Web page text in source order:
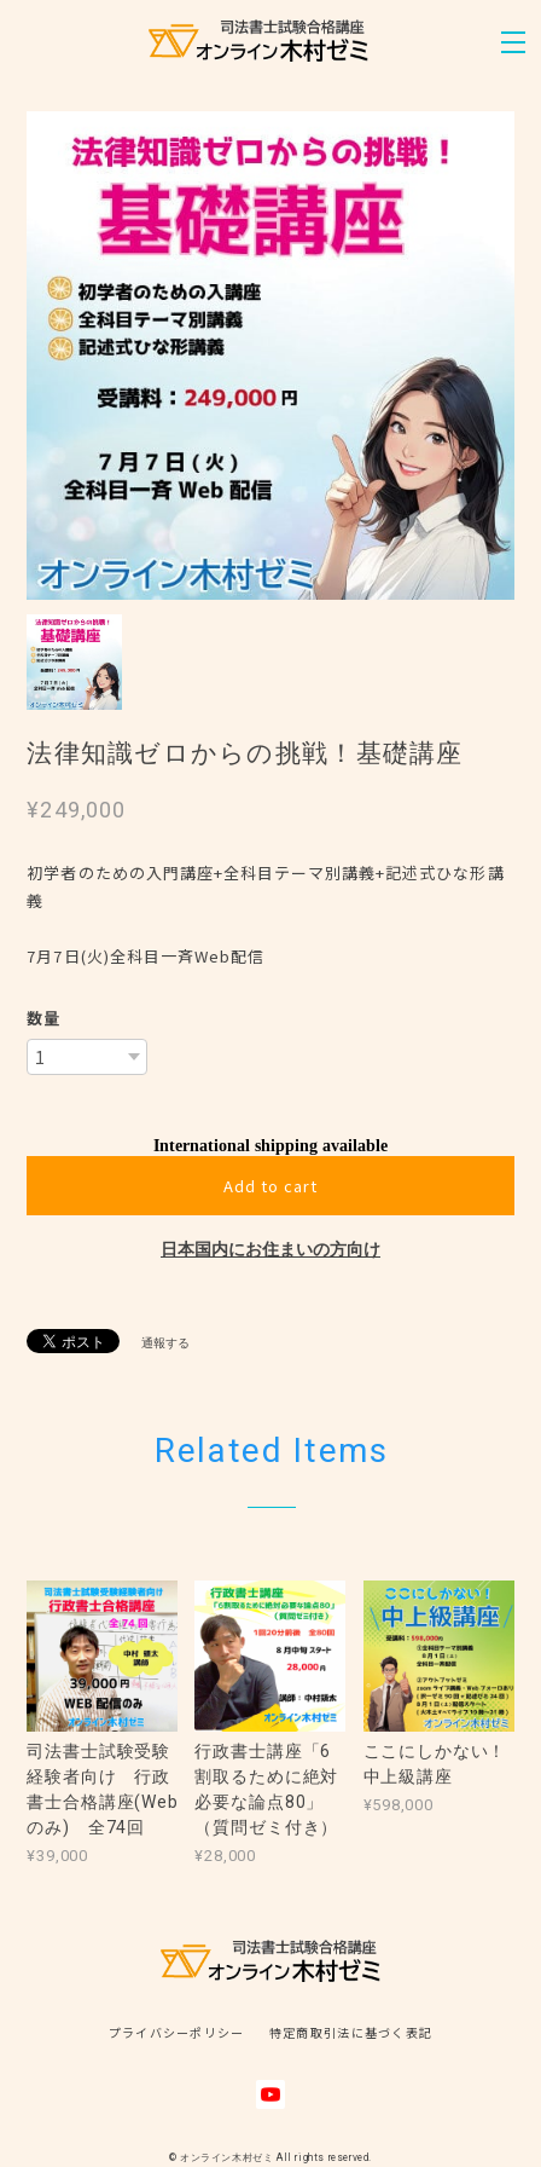
法律知識ゼロからの挑戦！基礎講座
¥249,000
初学者のための入門講座+全科目テーマ別講義+記述式ひな形講
義
7月7日(火)全科目一斉Web配信
数量
International shipping available
Add to cart
日本国内にお住まいの方向け
通報する
Related Items
司法書士試験受験
経験者向け 行政
書士合格講座(Web
のみ) 全74回
¥39,000
行政書士講座「6
割取るために絶対
必要な論点80」
（質問ゼミ付き）
¥28,000
ここにしかない！
中上級講座
¥598,000
プライバシーポリシー 特定商取引法に基づく表記
© オンライン木村ゼミ All rights reserved.